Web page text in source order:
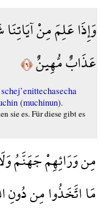
وَإِذَا عَلِمَ مِنْ
عَذَابٌ مُّهِينٌ﴿٩﴾
(muchinun).
sie es. Für diese gibt es
مِن وَرَائِهِمْ جَهَنَّمُ
مَا اتَّخَذُوا مِن دُونِ